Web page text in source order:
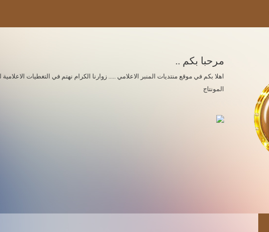
مرحبا بكم ..
اهلا بكم في موقع منتديات المنبر الاعلامي ..... زوارنا الكرام نهتم في التغطيات
المونتاج